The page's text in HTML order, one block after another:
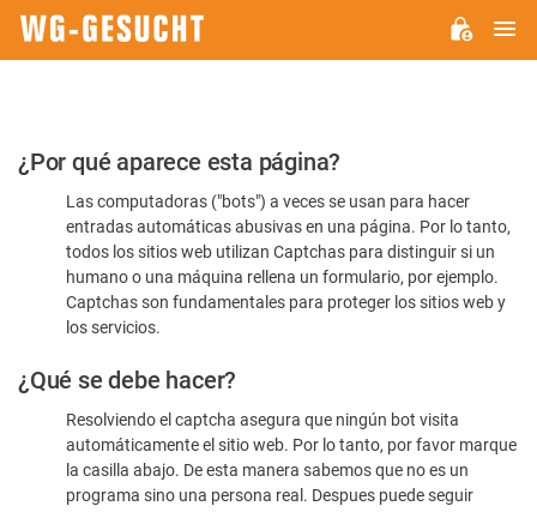
Por
favor,
confirme
humano
¿Por qué aparece esta página?
Las computadoras ("bots") a veces se usan para hacer
entradas automáticas abusivas en una página. Por lo tanto,
todos los sitios web utilizan Captchas para distinguir si un
humano o una máquina rellena un formulario, por ejemplo.
Captchas son fundamentales para proteger los sitios web y
los servicios.
¿Qué se debe hacer?
Resolviendo el captcha asegura que ningún bot visita
automáticamente el sitio web. Por lo tanto, por favor marque
la casilla abajo. De esta manera sabemos que no es un
programa sino una persona real. Despues puede seguir